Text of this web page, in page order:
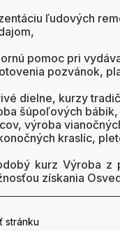
ľudových
pomoc pri
pozvánok,
dielne, kurzy
šúpoľových
výroba
kraslíc,
kurz Výroba z
získania
stránku